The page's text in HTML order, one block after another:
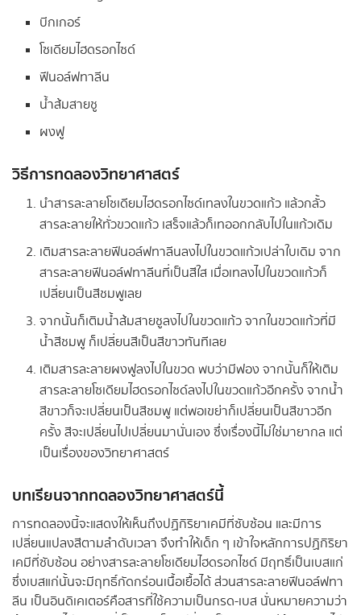
บีกเกอร์
โซเดียมไฮดรอกไซด์
ฟีนอล์ฟทาลีน
น้ำส้มสายชู
ผงฟู
วิธีการทดลองวิทยาศาสตร์
นำสารละลายโซเดียมไฮดรอกไซด์เทลงในขวดแก้ว แล้วกลั้ว
สารละลายให้ทั่วขวดแก้ว เสร็จแล้วก็เทออกกลับไปในแก้วเดิม
เติมสารละลายฟีนอล์ฟทาลีนลงไปในขวดแก้วเปล่าใบเดิม จาก
สารละลายฟีนอล์ฟทาลีนที่เป็นสีใส เมื่อเทลงไปในขวดแก้วก็
เปลี่ยนเป็นสีชมพูเลย
จากนั้นก็เติมน้ำส้มสายชูลงไปในขวดแก้ว จากในขวดแก้วที่มี
น้ำสีชมพู ก็เปลี่ยนสีเป็นสีขาวทันทีเลย
เติมสารละลายผงฟูลงไปในขวด พบว่ามีฟอง จากนั้นก็ให้เติม
สารละลายโซเดียมไฮดรอกไซด์ลงไปในขวดแก้วอีกครั้ง จากน้ำ
สีขาวก็จะเปลี่ยนเป็นสีชมพู แต่พอเขย่าก็เปลี่ยนเป็นสีขาวอีก
ครั้ง สีจะเปลี่ยนไปเปลี่ยนมานั่นเอง ซึ่งเรื่องนี้ไม่ใช่มายากล แต่
เป็นเรื่องของวิทยาศาสตร์
บทเรียนจากทดลองวิทยาศาสตร์นี้
การทดลองนี้จะแสดงให้เห็นถึงปฏิกิริยาเคมีที่ซับซ้อน และมีการ
เปลี่ยนแปลงสีตามลำดับเวลา จึงทำให้เด็ก ๆ เข้าใจหลักการปฏิกิริยา
เคมีที่ซับซ้อน อย่างสารละลายโซเดียมไฮดรอกไซด์ มีฤทธิ์เป็นเบสแก่
ซึ่งเบสแก่นั้นจะมีฤทธิ์กัดกร่อนเนื้อเยื้อได้ ส่วนสารละลายฟีนอล์ฟทา
ลีน เป็นอินดิเคเตอร์คือสารที่ใช้ความเป็นกรด-เบส นั่นหมายความว่า